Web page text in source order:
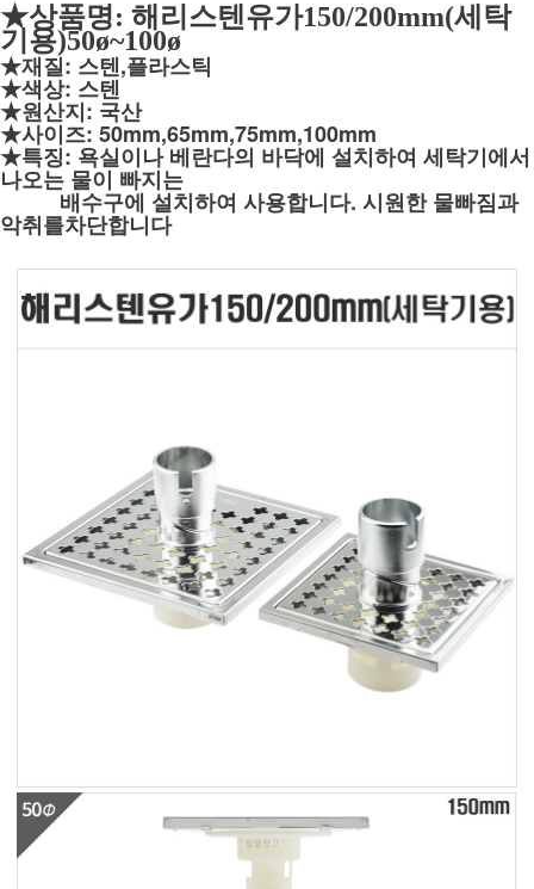
★상품명: 해리스텐유가150/200mm(세탁
기용)50ø~100ø
★재질: 스텐,플라스틱
★색상: 스텐
★원산지: 국산
★사이즈: 50mm,65mm,75mm,100mm
★특징: 욕실이나 베란다의 바닥에 설치하여 세탁기에서
나오는 물이 빠지는
배수구에 설치하여 사용합니다. 시원한 물빠짐과
악취를차단합니다